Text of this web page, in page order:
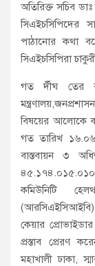
অতিরিক্ত সচিব ডাঃ
সিএইচসিপিদের
পাঠানোর কথা
সিএইচসিপিরা
গত র্দীঘ তের
বিষয়ের আলোকে
গত তারিখ
বাস্তবায়ন ৩
কমিউনিটি
(আরসিএইসিআইবি)
কেয়ার প্রোভাইডার
প্রস্তাব প্রেরণ
মহাখালী ঢাকা,